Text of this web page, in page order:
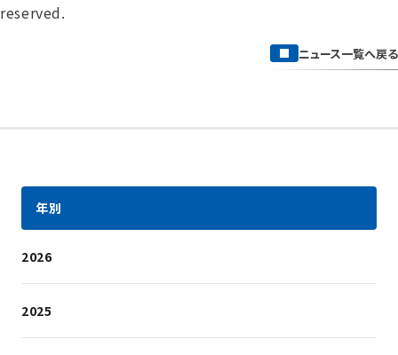
reserved.
ニュース一覧へ戻る
年別
2026
2025